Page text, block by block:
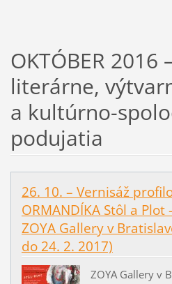
OKTÓBER 2016
literárne,
a kultúrno-
podujatia
26. 10. – Vernisáž
ORMANDÍKA Stôl a
ZOYA Gallery v
do 24. 2. 2017)
ZOYA Gallery v